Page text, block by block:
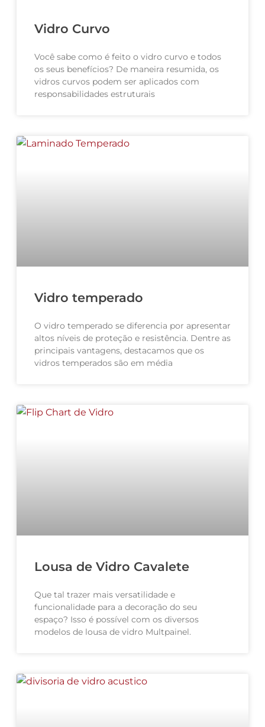
Vidro Curvo
Você sabe como é feito o vidro curvo e todos
os seus benefícios? De maneira resumida, os
vidros curvos podem ser aplicados com
responsabilidades estruturais
Vidro temperado
O vidro temperado se diferencia por apresentar
altos níveis de proteção e resistência. Dentre as
principais vantagens, destacamos que os
vidros temperados são em média
Lousa de Vidro Cavalete
Que tal trazer mais versatilidade e
funcionalidade para a decoração do seu
espaço? Isso é possível com os diversos
modelos de lousa de vidro Multpainel.